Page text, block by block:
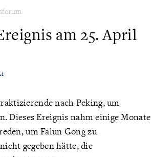
am 25. April
nach Peking, um
Dieses Ereignis nahm einige Monate
um Falun Gong zu
gegeben hätte, die